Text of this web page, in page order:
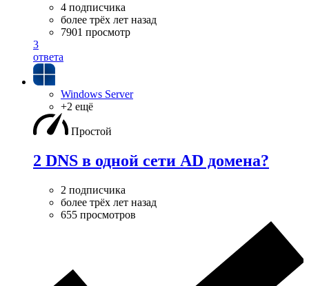
4 подписчика
более трёх лет назад
7901 просмотр
3
ответа
Windows Server
+2 ещё
Простой
2 DNS в одной сети AD домена?
2 подписчика
более трёх лет назад
655 просмотров